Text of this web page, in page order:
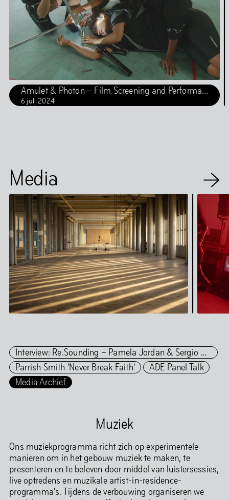
Amulet & Photon – Film Screening and Performance
6 jul, 2024
Media
Interview: Re.Sounding – Pamela Jordan & Sergio González Cuervo
Parrish Smith 'Never Break Faith'
ADE Panel Talk
Media Archief
Muziek
Ons muziekprogramma richt zich op experimentele
manieren om in het gebouw muziek te maken, te
presenteren en te beleven door middel van luistersessies,
live optredens en muzikale artist-in-residence-
programma's. Tijdens de verbouwing organiseren we